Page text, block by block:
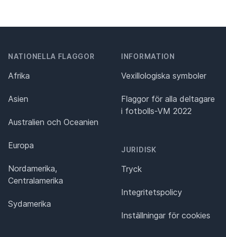
NATIONELLA FLAGGOR
Afrika
Asien
Australien och Oceanien
Europa
Nordamerika,
Centralamerika
Sydamerika
INFORMATION
Vexillologiska symboler
Flaggor för alla deltagare
i fotbolls-VM 2022
JURIDISK
Tryck
Integritetspolicy
Inställningar för cookies